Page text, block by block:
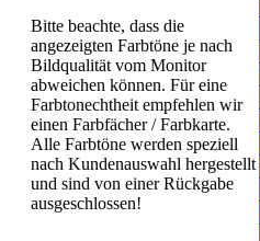
Bitte beachte, dass die
angezeigten Farbtöne je nach
Bildqualität vom Monitor
abweichen können. Für eine
Farbtonechtheit empfehlen wir
einen Farbfächer / Farbkarte.
Alle Farbtöne werden speziell
nach Kundenauswahl hergestellt
und sind von einer Rückgabe
ausgeschlossen!